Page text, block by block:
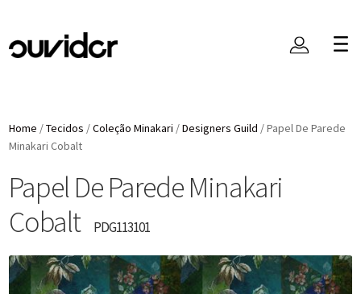
Home /Tecidos /Coleção Minakari /Designers Guild /Papel De Parede
Minakari Cobalt
Papel De Parede Minakari
Cobalt
PDG113101